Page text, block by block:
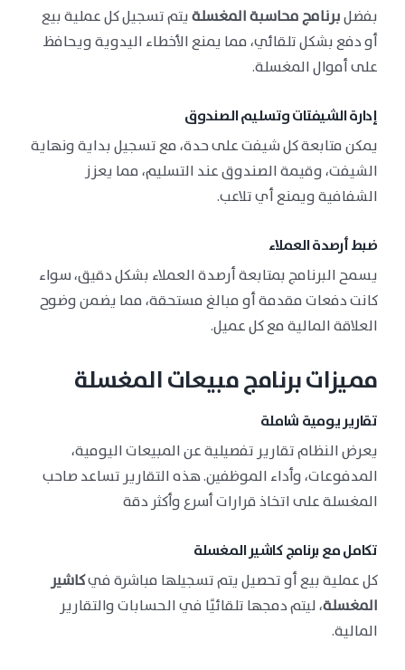
بفضلبرنامج محاسبة المغسلةيتم تسجيل كل عملية بيع
أو دفع بشكل تلقائي، مما يمنع الأخطاء اليدوية ويحافظ
على أموال المغسلة.
إدارة الشيفتات وتسليم الصندوق
يمكن متابعة كل شيفت على حدة، مع تسجيل بداية ونهاية
الشيفت، وقيمة الصندوق عند التسليم، مما يعزز
الشفافية ويمنع أي تلاعب.
ضبط أرصدة العملاء
يسمح البرنامج بمتابعة أرصدة العملاء بشكل دقيق، سواء
كانت دفعات مقدمة أو مبالغ مستحقة، مما يضمن وضوح
العلاقة المالية مع كل عميل.
مميزات برنامج مبيعات المغسلة
تقارير يومية شاملة
يعرض النظام تقارير تفصيلية عن المبيعات اليومية،
المدفوعات، وأداء الموظفين. هذه التقارير تساعد صاحب
المغسلة على اتخاذ قرارات أسرع وأكثر دقة
تكامل مع برنامج كاشير المغسلة
كل عملية بيع أو تحصيل يتم تسجيلها مباشرة فيكاشير
المغسلة، ليتم دمجها تلقائيًا في الحسابات والتقارير
المالية.